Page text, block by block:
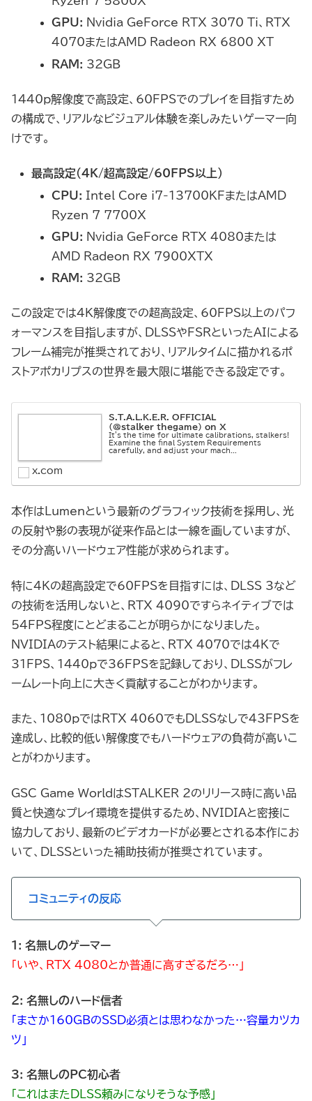
GPU: Nvidia GeForce RTX 3070 Ti、RTX
4070またはAMD Radeon RX 6800 XT
RAM: 32GB
1440p解像度で高設定、60FPSでのプレイを目指すため
の構成で、リアルなビジュアル体験を楽しみたいゲーマー向
けです。
最高設定（4K/超高設定/60FPS以上）
CPU: Intel Core i7-13700KFまたはAMD
Ryzen 7 7700X
GPU: Nvidia GeForce RTX 4080または
AMD Radeon RX 7900XTX
RAM: 32GB
この設定では4K解像度での超高設定、60FPS以上のパフ
ォーマンスを目指しますが、DLSSやFSRといったAIによる
フレーム補完が推奨されており、リアルタイムに描かれるポ
ストアポカリプスの世界を最大限に堪能できる設定です。
S.T.A.L.K.E.R. OFFICIAL
(@stalker_thegame) on X
It's the time for ultimate calibrations, stalkers!
Examine the final System Requirements
carefully, and adjust your mach...
x.com
本作はLumenという最新のグラフィック技術を採用し、光
の反射や影の表現が従来作品とは一線を画していますが、
その分高いハードウェア性能が求められます。
特に4Kの超高設定で60FPSを目指すには、DLSS 3など
の技術を活用しないと、RTX 4090ですらネイティブでは
54FPS程度にとどまることが明らかになりました。
NVIDIAのテスト結果によると、RTX 4070では4Kで
31FPS、1440pで36FPSを記録しており、DLSSがフレ
ームレート向上に大きく貢献することがわかります。
また、1080pではRTX 4060でもDLSSなしで43FPSを
達成し、比較的低い解像度でもハードウェアの負荷が高いこ
とがわかります。
GSC Game WorldはSTALKER 2のリリース時に高い品
質と快適なプレイ環境を提供するため、NVIDIAと密接に
協力しており、最新のビデオカードが必要とされる本作にお
いて、DLSSといった補助技術が推奨されています。
コミュニティの反応
1: 名無しのゲーマー
「いや、RTX 4080とか普通に高すぎるだろ…」
2: 名無しのハード信者
「まさか160GBのSSD必須とは思わなかった…容量カツカ
ツ」
3: 名無しのPC初心者
「これはまたDLSS頼みになりそうな予感」